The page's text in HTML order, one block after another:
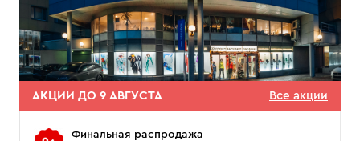
АКЦИИ ДО 9 АВГУСТА Все акции
Финальная распродажа